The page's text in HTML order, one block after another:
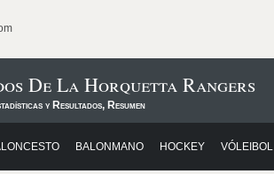
De La Horquetta Rangers
y Resultados, Resumen
BALONMANO HOCKEY VÓLEIBOL